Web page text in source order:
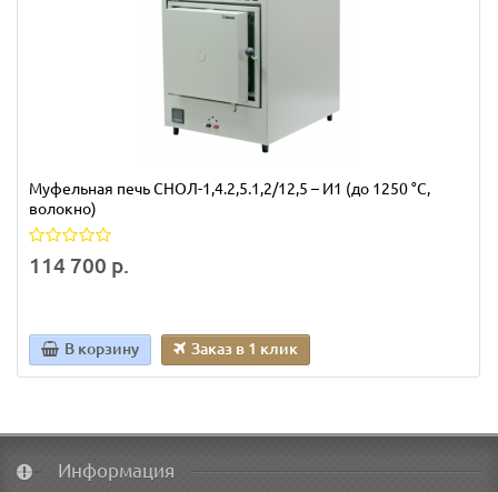
Муфельная печь СНОЛ-1,4.2,5.1,2/12,5 – И1 (до 1250 °С,
волокно)
114 700 р.
В корзину Заказ в 1 клик
Информация